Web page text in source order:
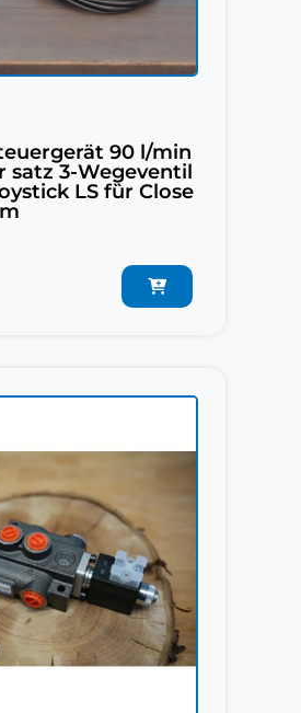
90 l/min
satz 3-Wegeventil
LS fȕr Close